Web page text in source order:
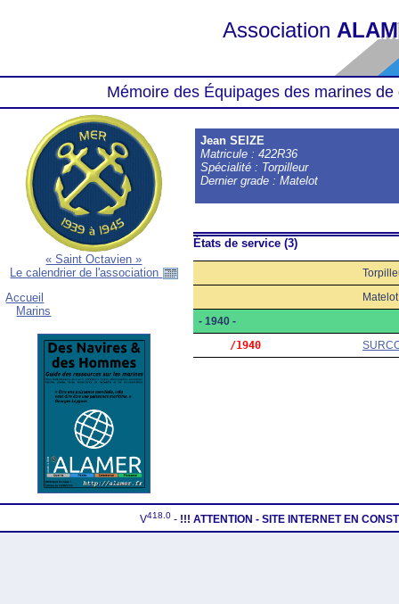
Association
Mémoire des Équipages des marines
« Saint Octavien »
Le calendrier de l'association
Accueil
Marins
Jean SEIZE
Matricule : 422R36
Spécialité : Torpilleur
Dernier grade : Matelot
États de service (3)
Matelot
- 1940 -
     /1940
V418.0 - !!! ATTENTION - SITE INTERNET EN